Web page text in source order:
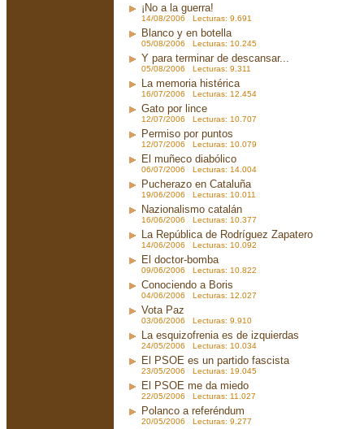
¡No a la guerra!
14/08/2006 Lecturas: 9.691
Blanco y en botella
05/08/2006 Lecturas: 10.245
Y para terminar de descansar...
05/08/2006 Lecturas: 9.311
La memoria histérica
16/07/2006 Lecturas: 12.454
Gato por lince
12/07/2006 Lecturas: 10.707
Permiso por puntos
12/07/2006 Lecturas: 10.079
El muñeco diabólico
06/07/2006 Lecturas: 14.004
Pucherazo en Cataluña
19/06/2006 Lecturas: 10.011
Nazionalismo catalán
16/06/2006 Lecturas: 10.377
La República de Rodríguez Zapatero
14/06/2006 Lecturas: 10.092
El doctor-bomba
09/06/2006 Lecturas: 10.822
Conociendo a Boris
04/06/2006 Lecturas: 12.027
Vota Paz
03/06/2006 Lecturas: 9.910
La esquizofrenia es de izquierdas
24/05/2006 Lecturas: 10.034
El PSOE es un partido fascista
23/05/2006 Lecturas: 19.045
El PSOE me da miedo
22/05/2006 Lecturas: 11.027
Polanco a referéndum
20/05/2006 Lecturas: 9.277